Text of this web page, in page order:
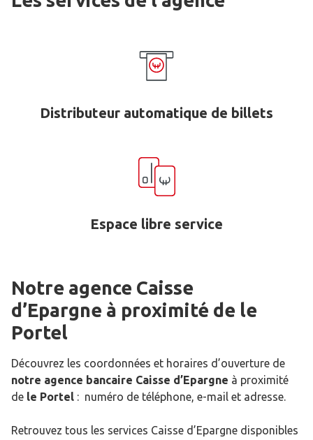
Distributeur automatique de billets
Espace libre service
Notre agence Caisse
d’Epargne à proximité de le
Portel
Découvrez les coordonnées et horaires d’ouverture de
notre agence bancaire Caisse d’Epargne à proximité
de le Portel : numéro de téléphone, e-mail et adresse.
Retrouvez tous les services Caisse d’Epargne disponibles